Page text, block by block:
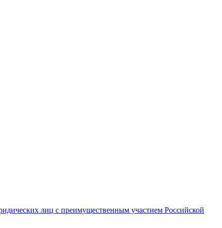
лиц с преимущественным участием Российской